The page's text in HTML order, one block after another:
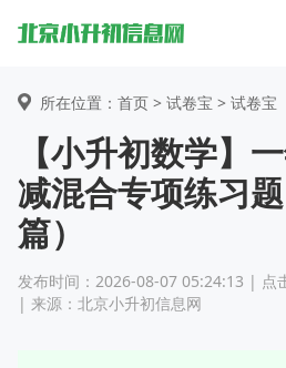
所在位置：首页 > 试卷宝 > 试卷宝
【小升初数学】
减混合专项练习
篇）
发布时间：2026-08-07 05:24:13 | 点
| 来源：北京小升初信息网